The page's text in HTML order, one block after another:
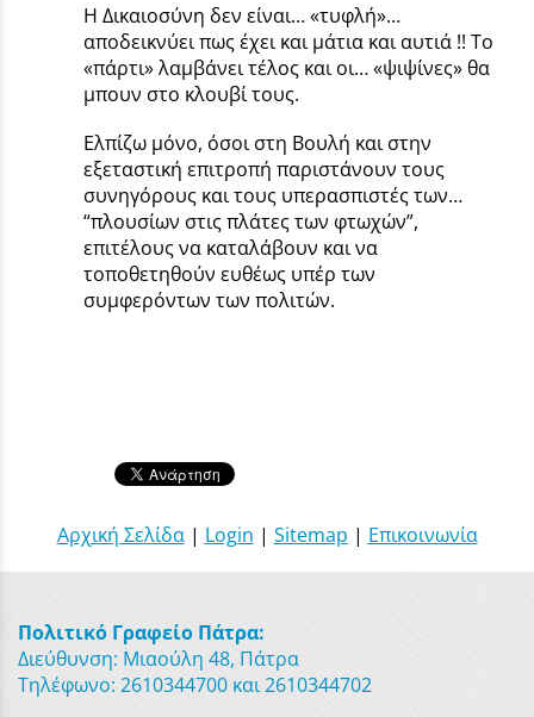
Η Δικαιοσύνη δεν είναι… «τυφλή»…
αποδεικνύει πως έχει και μάτια και αυτιά !! Το
«πάρτι» λαμβάνει τέλος και οι… «ψιψίνες» θα
μπουν στο κλουβί τους.
Ελπίζω μόνο, όσοι στη Βουλή και στην
εξεταστική επιτροπή παριστάνουν τους
συνηγόρους και τους υπερασπιστές των…
“πλουσίων στις πλάτες των φτωχών”,
επιτέλους να καταλάβουν και να
τοποθετηθούν ευθέως υπέρ των
συμφερόντων των πολιτών.
Αρχική Σελίδα| Login | Sitemap | Επικοινωνία
Πολιτικό Γραφείο Πάτρα:
Διεύθυνση: Μιαούλη 48, Πάτρα
Τηλέφωνο: 2610344700 και 2610344702